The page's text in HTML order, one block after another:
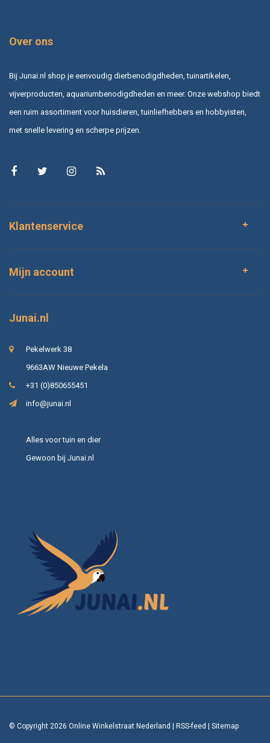
Over ons
Bij Junai.nl shop je eenvoudig dierbenodigdheden, tuinartikelen,
vijverproducten, aquariumbenodigdheden en meer. Onze webshop biedt
een ruim assortiment voor huisdieren, tuinliefhebbers en hobbyisten,
met snelle levering en scherpe prijzen.
Klantenservice
Mijn account
Junai.nl
Pekelwerk 38
9663AW Nieuwe Pekela
+31 (0)850655451
info@junai.nl
Alles voor tuin en dier
Gewoon bij Junai.nl
© Copyright 2026 Online Winkelstraat Nederland RSS-feed Sitemap